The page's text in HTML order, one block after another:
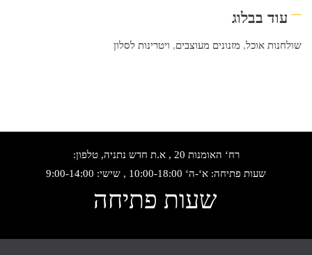
עוד בבלוג
שולחנות אוכל, מזנונים מעוצבים, ויטרינות לסלון
רח‘ האומנות 20 , א.ת חדש נתניה, טלפון:
שעות פתיחה: א‘-ה‘ 10:00-18:00 , שישי: 9:00-14:00
שעות פתיחה